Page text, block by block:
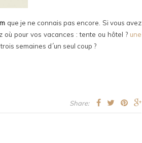
que je ne connais pas encore. Si vous avez
où pour vos vacances : tente ou hôtel ? une
semaines d´un seul coup ?
Share: